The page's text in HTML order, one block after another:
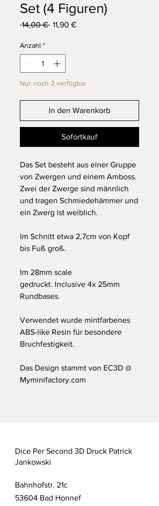
Set (4 Figuren)
14,00 € Standardpreis
11,90 €Sale-
Anzahl *
Nur noch 2 verfügbar
In den Warenkorb
Sofortkauf
Das Set besteht aus einer Gruppe
von Zwergen und einem Amboss.
Zwei der Zwerge sind männlich
und tragen Schmiedehämmer und
ein Zwerg ist weiblich.
Im Schnitt etwa 2,7cm von Kopf
bis Fuß groß.
Im 28mm scale
gedruckt. Inclusive 4x 25mm
Rundbases.
Verwendet wurde mintfarbenes
ABS-like Resin für besondere
Bruchfestigkeit.
Das Design stammt von EC3D @
Myminifactory.com
Dice Per Second 3D Druck Patrick
Jankowski
Bahnhofstr. 21c
53604 Bad Honnef